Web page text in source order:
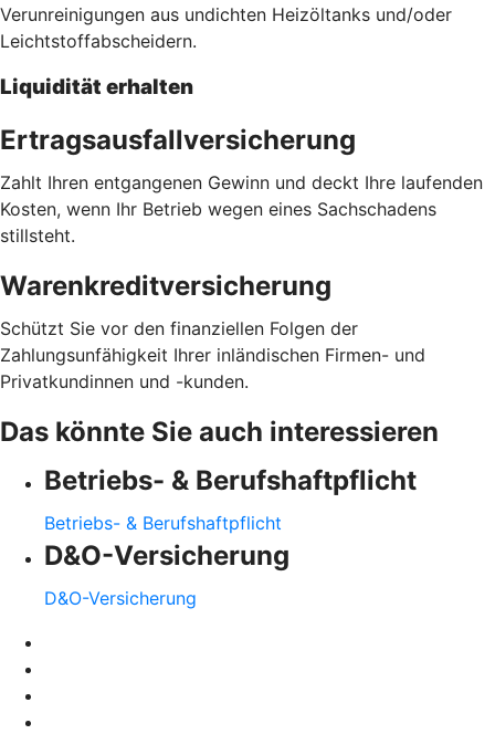
Verunreinigungen aus undichten Heizöltanks und/oder
Leichtstoffabscheidern.
Liquidität erhalten
Ertragsausfallversicherung
Zahlt Ihren entgangenen Gewinn und deckt Ihre laufenden
Kosten, wenn Ihr Betrieb wegen eines Sachschadens
stillsteht.
Warenkreditversicherung
Schützt Sie vor den finanziellen Folgen der
Zahlungsunfähigkeit Ihrer inländischen Firmen- und
Privatkundinnen und -kunden.
Das könnte Sie auch interessieren
Betriebs- & Berufshaftpflicht
Betriebs- & Berufshaftpflicht
D&O-Versicherung
D&O-Versicherung